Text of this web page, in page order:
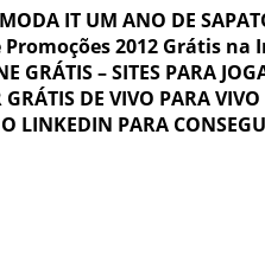
IT UM ANO DE
2012 Grátis na
GRÁTIS – SITES PARA
DE VIVO PARA VIVO
LINKEDIN PARA